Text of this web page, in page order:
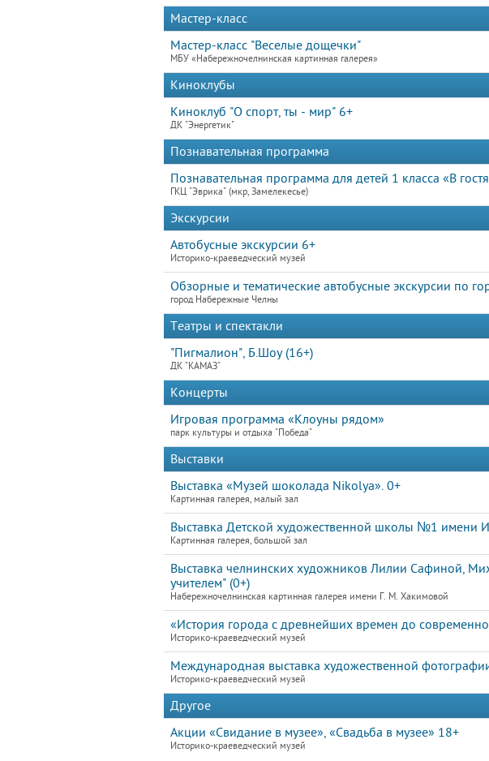
Мастер-класс
Мастер-класс "Веселые дощечки"
МБУ «Набережночелнинская картинная галерея»
Киноклубы
Киноклуб "О спорт, ты - мир" 6+
ДК "Энергетик"
Познавательная программа
Познавательная программа для детей 1 класса «В
ГКЦ "Эврика" (мкр, Замелекесье)
Экскурсии
Автобусные экскурсии 6+
Историко-краеведческий музей
Обзорные и тематические автобусные экскурсии по
город Набережные Челны
Театры и спектакли
"Пигмалион", Б.Шоу (16+)
ДК "КАМАЗ"
Концерты
Игровая программа «Клоуны рядом»
парк культуры и отдыха "Победа"
Выставки
Выставка «Музей шоколада Nikolya». 0+
Картинная галерея, малый зал
Выставка Детской художественной школы №1 имени
Картинная галерея, большой зал
Выставка челнинских художников Лилии Сафиной,
учителем" (0+)
Набережночелнинская картинная галерея имени Г. М. Хакимовой
«История города с древнейших времен до
Историко-краеведческий музей
Международная выставка художественной
Историко-краеведческий музей
Другое
Акции «Свидание в музее», «Свадьба в музее» 18+
Историко-краеведческий музей